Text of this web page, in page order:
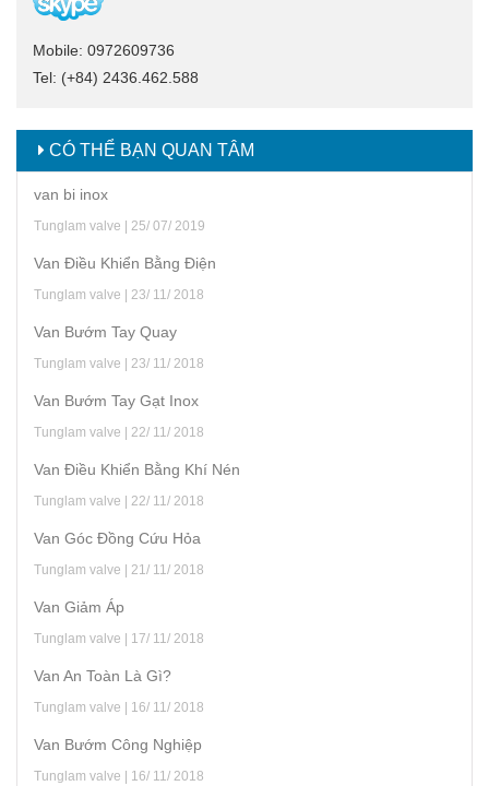
Mobile: 0972609736
Tel: (+84) 2436.462.588
CÓ THỂ BẠN QUAN TÂM
van bi inox
Tunglam valve | 25/ 07/ 2019
Van Điều Khiển Bằng Điện
Tunglam valve | 23/ 11/ 2018
Van Bướm Tay Quay
Tunglam valve | 23/ 11/ 2018
Van Bướm Tay Gạt Inox
Tunglam valve | 22/ 11/ 2018
Van Điều Khiển Bằng Khí Nén
Tunglam valve | 22/ 11/ 2018
Van Góc Đồng Cứu Hỏa
Tunglam valve | 21/ 11/ 2018
Van Giảm Áp
Tunglam valve | 17/ 11/ 2018
Van An Toàn Là Gì?
Tunglam valve | 16/ 11/ 2018
Van Bướm Công Nghiệp
Tunglam valve | 16/ 11/ 2018